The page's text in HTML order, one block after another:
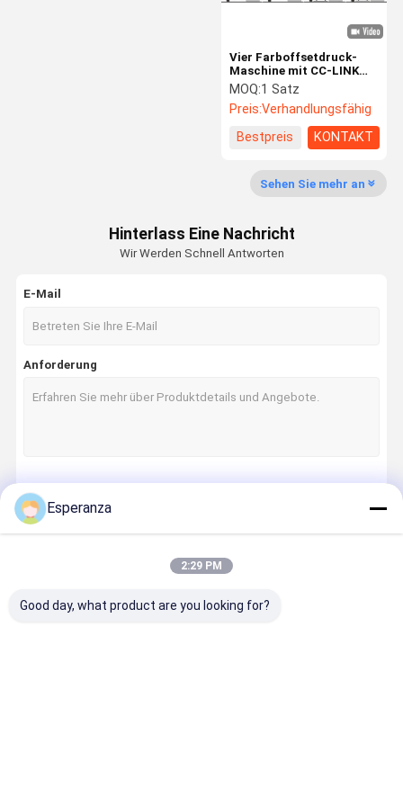
Vier Farboffsetdruck-
Maschine mit CC-LINK
technologischem Bus-
Modul
MOQ:1 Satz
Preis:Verhandlungsfähig
Bestpreis
KONTAKT
Sehen Sie mehr an
Hinterlass Eine Nachricht
Wir Werden Schnell Antworten
E-Mail
Anforderung
Esperanza
2:29 PM
Good day, what product are you looking for?